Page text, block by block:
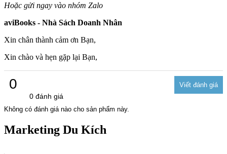
Hoặc gửi ngay vào nhóm Zalo
aviBooks - Nhà Sách Doanh Nhân
Xin chân thành cảm ơn Bạn,
Xin chào và hẹn gặp lại Bạn,
0
0 đánh giá
Không có đánh giá nào cho sản phẩm này.
Marketing Du Kích